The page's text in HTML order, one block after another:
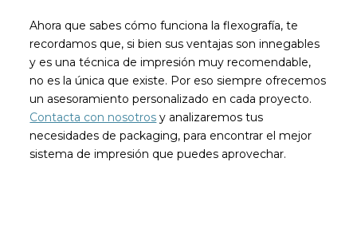
Ahora que sabes cómo funciona la flexografía, te
recordamos que, si bien sus ventajas son innegables
y es una técnica de impresión muy recomendable,
no es la única que existe. Por eso siempre ofrecemos
un asesoramiento personalizado en cada proyecto.
Contacta con nosotros y analizaremos tus
necesidades de packaging, para encontrar el mejor
sistema de impresión que puedes aprovechar.